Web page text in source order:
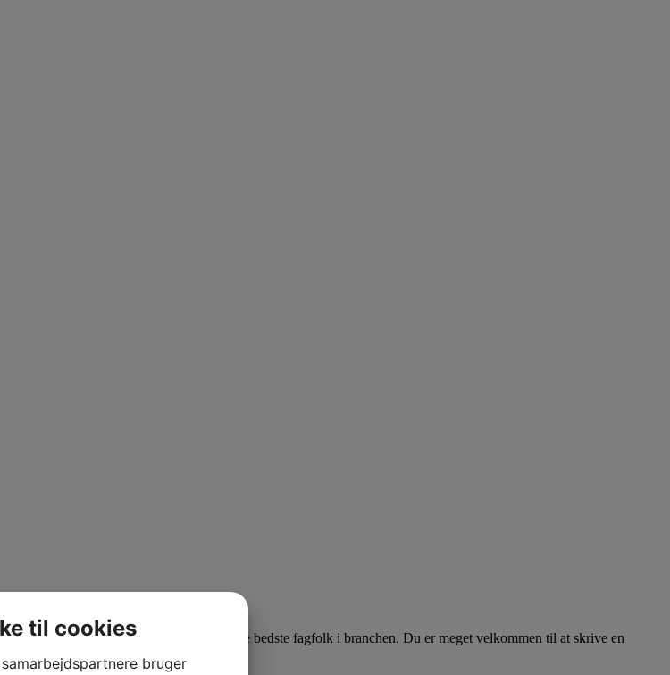
og vi er derfor konstant på udkig efter de bedste fagfolk i branchen. Du er meget velkommen til at skrive en
til cookies
bruger